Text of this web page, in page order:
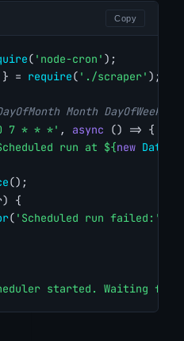
Copy
( 'node-cron' );
} = require( './scraper' );
Month DayOfWeek
7 * * *' , async () => {
run at ${new Date
();
{
( 'Scheduled run failed:'
started. Waiting